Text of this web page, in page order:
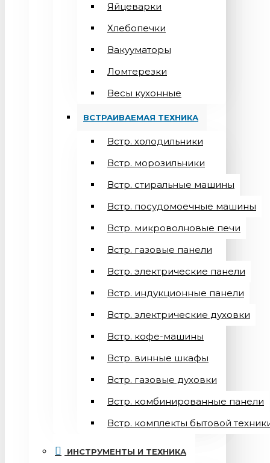
Яйцеварки
Хлебопечки
Вакууматоры
Ломтерезки
Весы кухонные
ВСТРАИВАЕМАЯ ТЕХНИКА
Встр. холодильники
Встр. морозильники
Встр. стиральные машины
Встр. посудомоечные машины
Встр. микроволновые печи
Встр. газовые панели
Встр. электрические панели
Встр. индукционные панели
Встр. электрические духовки
Встр. кофе-машины
Встр. винные шкафы
Встр. газовые духовки
Встр. комбинированные панели
Встр. комплекты бытовой
ИНСТРУМЕНТЫ И ТЕХНИКА